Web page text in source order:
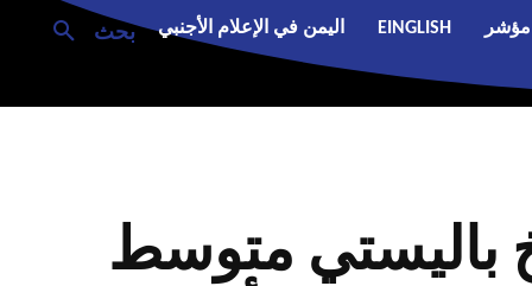
بحث مؤشر EINGLISH اليمن في الإعلام الأجنبي
باليستي متوسط